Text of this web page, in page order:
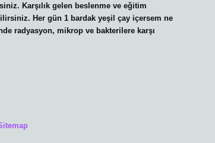
Karşılık gelen beslenme ve eğitim
Her gün 1 bardak yeşil çay içersem ne
radyasyon, mikrop ve bakterilere karşı